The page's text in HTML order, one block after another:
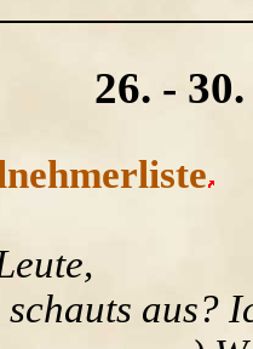
26. -
schauts aus?